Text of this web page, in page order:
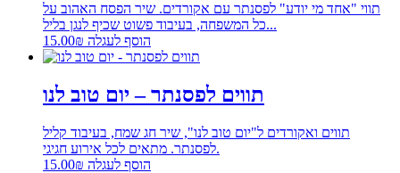
תווי "אחד מי יודע" לפסנתר עם אקורדים. שיר הפסח האהוב על
כל המשפחה, בעיבוד פשוט שכיף לנגן בליל...
15.00₪ הוסף לעגלה
תווים לפסנתר – יום טוב לנו
תווים ואקורדים ל"יום טוב לנו", שיר חג שמח, בעיבוד קליל
לפסנתר. מתאים לכל אירוע חגיגי.
15.00₪ הוסף לעגלה